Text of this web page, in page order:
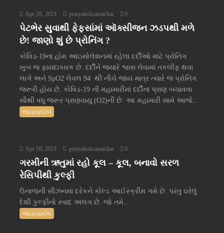
Apr 28, 2021 pratyakshsamachar 0
પેટભેર સુવાથી ફેફસાંમાં ઑક્સીજન ઝડપથી મળે
છે! જાણો શું છે પ્રોનિંગ ?
કોવિડ-19ના હોમ આઇસોલેશનમાં રહેલા દર્દીઓ માટે પ્રોનિંગ
ખુબ જ ફાયદાકારક છે. દર્દીને જ્યારે શ્વાસ લેવામાં તકલીફ થવા
લાગે અને SpO2 લેવલ 94 થી નીચે જાય માત્ર ત્યારે જ પ્રોનિંગ
જરૂરી હોય છે. કોવિડ-19 ની મહામારીમાં દર્દીના પ્રાણ બચાવવા
સૌથી વધુ જરૂર પ્રાણવાયુ (O2)ની છે. આ મહામારી સામે આજે...
લાઇફસ્ટાઈલ
Apr 10, 2021 pratyakshsamachar 0
ગરમીની ઋતુમાં રહો કૂલ – કૂલ, બનાવો સરળ
રેસિપીથી કુલ્ફી
ઉનાળાની સીઝનમાં દરેકને કોલ્ડ આઈસ્ક્રીમ ગમે છે. પરંતુ ઘરેલું
દેશી કુલ્ફીનો સ્વાદ અલગ છે. જો તમે...
લાઇફસ્ટાઈલ